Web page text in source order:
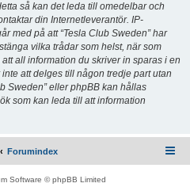
så kan det leda till omedelbar och
din Internetleverantör. IP-
med på att “Tesla Club Sweden” har
vilka trådar som helst, när som
all information du skriver in sparas i en
att delges till någon tredje part utan
Sweden” eller phpBB kan hållas
som kan leda till att information
Forumindex
Software © phpBB Limited